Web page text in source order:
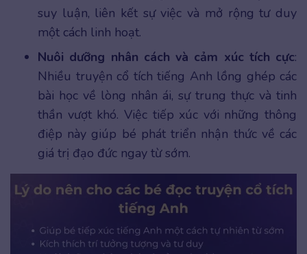
suy luận, liên kết sự việc và mở rộng tư duy
một cách linh hoạt.
Nuôi dưỡng nhân cách và cảm xúc tích cực:
Nhiều truyện cổ tích tiếng Anh lồng ghép các
bài học về lòng nhân ái, sự trung thực và tinh
thần vượt khó. Việc tiếp xúc với những thông
điệp này giúp bé phát triển nhận thức về các
giá trị đạo đức ngay từ sớm.